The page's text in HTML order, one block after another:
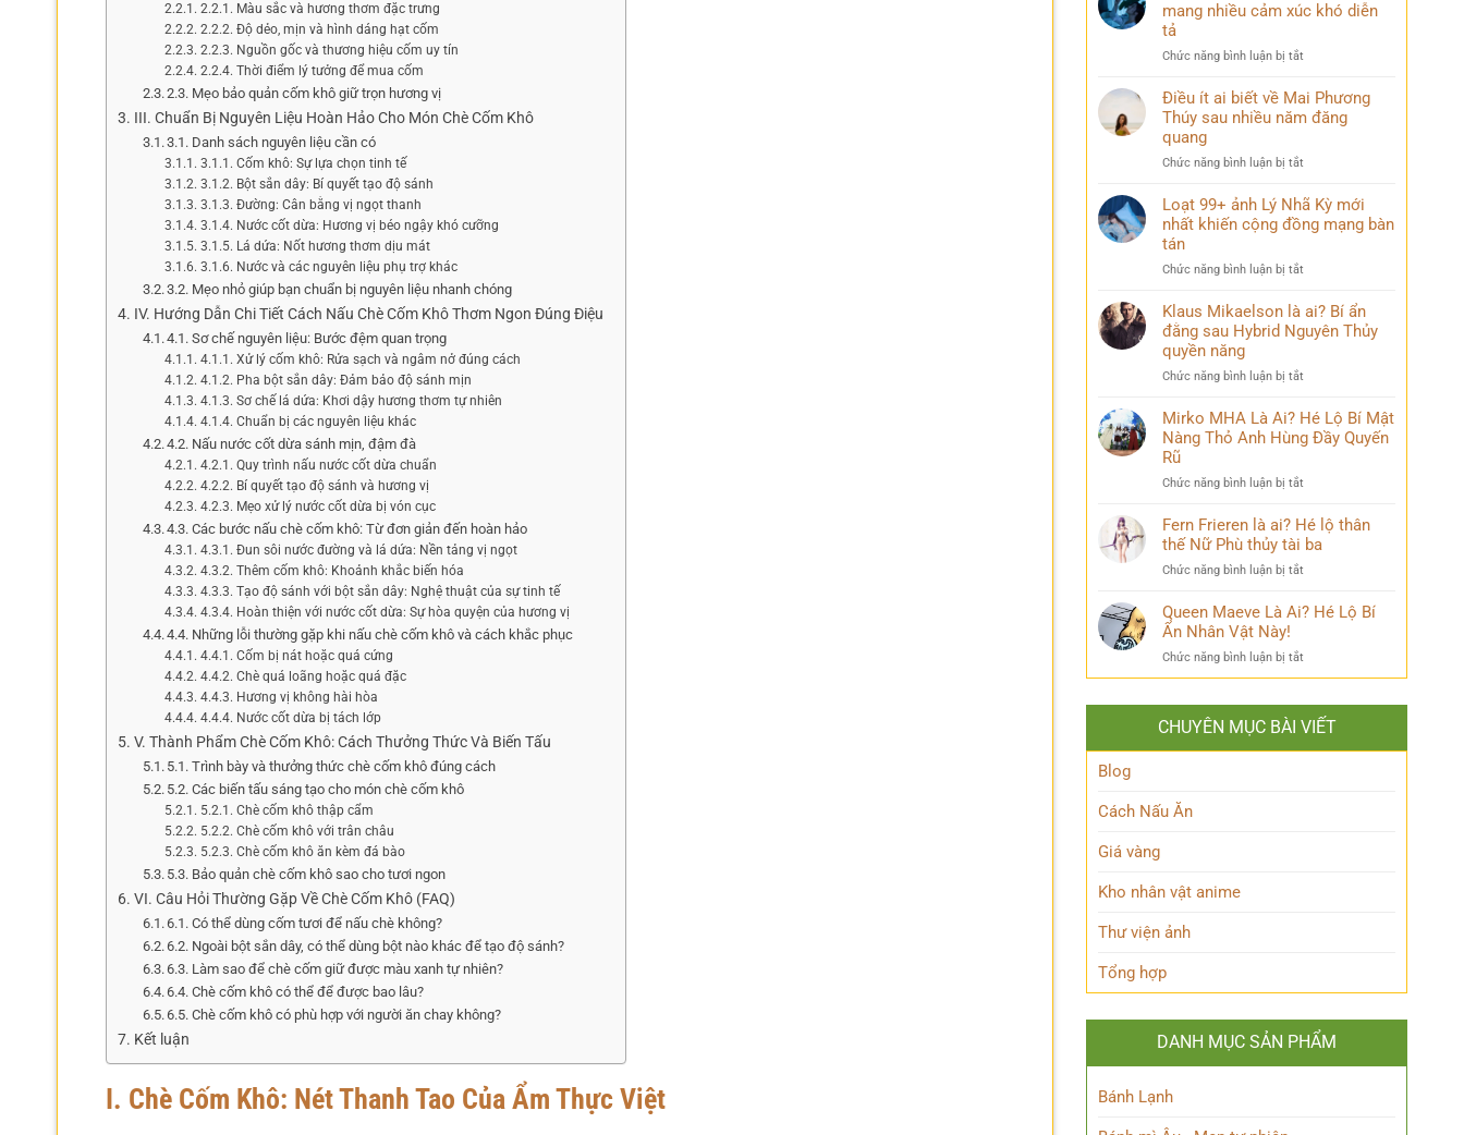
2.2.1. Màu sắc và hương thơm đặc trưng
2.2.2. Độ dẻo, mịn và hình dáng hạt cốm
2.2.3. Nguồn gốc và thương hiệu cốm uy tín
2.2.4. Thời điểm lý tưởng để mua cốm
2.3. Mẹo bảo quản cốm khô giữ trọn hương vị
III. Chuẩn Bị Nguyên Liệu Hoàn Hảo Cho Món Chè Cốm Khô
3.1. Danh sách nguyên liệu cần có
3.1.1. Cốm khô: Sự lựa chọn tinh tế
3.1.2. Bột sắn dây: Bí quyết tạo độ sánh
3.1.3. Đường: Cân bằng vị ngọt thanh
3.1.4. Nước cốt dừa: Hương vị béo ngậy khó cưỡng
3.1.5. Lá dứa: Nốt hương thơm dịu mát
3.1.6. Nước và các nguyên liệu phụ trợ khác
3.2. Mẹo nhỏ giúp bạn chuẩn bị nguyên liệu nhanh chóng
IV. Hướng Dẫn Chi Tiết Cách Nấu Chè Cốm Khô Thơm Ngon Đúng Điệu
4.1. Sơ chế nguyên liệu: Bước đệm quan trọng
4.1.1. Xử lý cốm khô: Rửa sạch và ngâm nở đúng cách
4.1.2. Pha bột sắn dây: Đảm bảo độ sánh mịn
4.1.3. Sơ chế lá dứa: Khơi dậy hương thơm tự nhiên
4.1.4. Chuẩn bị các nguyên liệu khác
4.2. Nấu nước cốt dừa sánh mịn, đậm đà
4.2.1. Quy trình nấu nước cốt dừa chuẩn
4.2.2. Bí quyết tạo độ sánh và hương vị
4.2.3. Mẹo xử lý nước cốt dừa bị vón cục
4.3. Các bước nấu chè cốm khô: Từ đơn giản đến hoàn hảo
4.3.1. Đun sôi nước đường và lá dứa: Nền tảng vị ngọt
4.3.2. Thêm cốm khô: Khoảnh khắc biến hóa
4.3.3. Tạo độ sánh với bột sắn dây: Nghệ thuật của sự tinh tế
4.3.4. Hoàn thiện với nước cốt dừa: Sự hòa quyện của hương vị
4.4. Những lỗi thường gặp khi nấu chè cốm khô và cách khắc phục
4.4.1. Cốm bị nát hoặc quá cứng
4.4.2. Chè quá loãng hoặc quá đặc
4.4.3. Hương vị không hài hòa
4.4.4. Nước cốt dừa bị tách lớp
V. Thành Phẩm Chè Cốm Khô: Cách Thưởng Thức Và Biến Tấu
5.1. Trình bày và thưởng thức chè cốm khô đúng cách
5.2. Các biến tấu sáng tạo cho món chè cốm khô
5.2.1. Chè cốm khô thập cẩm
5.2.2. Chè cốm khô với trân châu
5.2.3. Chè cốm khô ăn kèm đá bào
5.3. Bảo quản chè cốm khô sao cho tươi ngon
VI. Câu Hỏi Thường Gặp Về Chè Cốm Khô (FAQ)
6.1. Có thể dùng cốm tươi để nấu chè không?
6.2. Ngoài bột sắn dây, có thể dùng bột nào khác để tạo độ sánh?
6.3. Làm sao để chè cốm giữ được màu xanh tự nhiên?
6.4. Chè cốm khô có thể để được bao lâu?
6.5. Chè cốm khô có phù hợp với người ăn chay không?
Kết luận
I. Chè Cốm Khô: Nét Thanh Tao Của Ẩm Thực Việt
yên
góc
hình
Hạ
đẹp
hùng
thể
qua
mang nhiều cảm xúc khó diễn
tả
Chức năng bình luận bị tắt
145+
ảnh
đẹp
nhiều
cảm
diễn
Điều ít ai biết về Mai Phương
Thúy sau nhiều năm đăng
quang
Chức năng bình luận bị tắt
ít
biết
Mai
Thúy
sau
đăng
Loạt 99+ ảnh Lý Nhã Kỳ mới
nhất khiến cộng đồng mạng bàn
tán
Chức năng bình luận bị tắt
99+
Lý
Kỳ
nhất
khiến
mạng
tán
Klaus Mikaelson là ai? Bí ẩn
đằng sau Hybrid Nguyên Thủy
quyền năng
Chức năng bình luận bị tắt
Mikaelson
ai?
ẩn
sau
Hybrid
Thủy
năng
Mirko MHA Là Ai? Hé Lộ Bí Mật
Nàng Thỏ Anh Hùng Đầy Quyến
Rũ
Chức năng bình luận bị tắt
MHA
Là
Hé
Bí
Hùng
Đầy
Fern Frieren là ai? Hé lộ thân
thế Nữ Phù thủy tài ba
Chức năng bình luận bị tắt
Frieren
Hé
lộ
thế
Nữ
Phù
Queen Maeve Là Ai? Hé Lộ Bí
Ẩn Nhân Vật Này!
Chức năng bình luận bị tắt
Queen
Ai?
Hé
CHUYÊN MỤC BÀI VIẾT
Blog
Cách Nấu Ăn
Giá vàng
Kho nhân vật anime
Thư viện ảnh
Tổng hợp
DANH MỤC SẢN PHẨM
Bánh Lạnh